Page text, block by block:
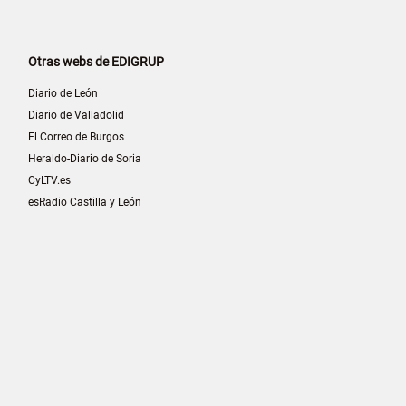
Otras webs de EDIGRUP
Diario de León
Diario de Valladolid
El Correo de Burgos
Heraldo-Diario de Soria
CyLTV.es
esRadio Castilla y León